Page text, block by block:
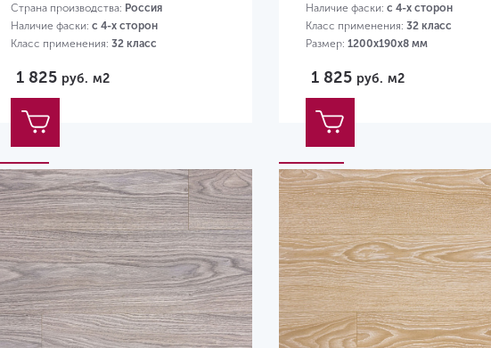
Страна производства: Россия
Наличие фаски: с 4-х сторон
Класс применения: 32 класс
1 825 руб. м2
Наличие фаски: с 4-х сторон
Класс применения: 32 класс
Размер: 1200х190х8 мм
1 825 руб. м2